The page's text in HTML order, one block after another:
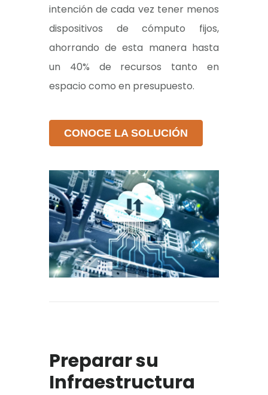
intención de cada vez tener menos
dispositivos de cómputo fijos,
ahorrando de esta manera hasta
un 40% de recursos tanto en
espacio como en presupuesto.
CONOCE LA SOLUCIÓN
Preparar su
Infraestructura